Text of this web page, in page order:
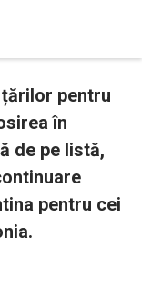
pentru
în
de pe listă,
pentru cei